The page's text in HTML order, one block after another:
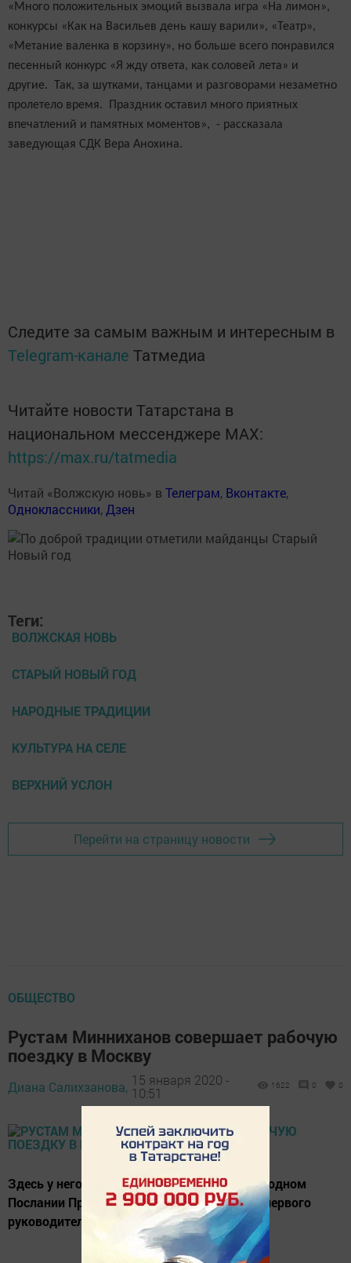
«Много положительных эмоций вызвала игра «На лимон»,
конкурсы «Как на Васильев день кашу варили», «Театр»,
«Метание валенка в корзину», но больше всего понравился
песенный конкурс «Я жду ответа, как соловей лета» и
другие. Так, за шутками, танцами и разговорами незаметно
пролетело время. Праздник оставил много приятных
впечатлений и памятных моментов», - рассказала
заведующая СДК Вера Анохина.
Следите за самым важным и интересным в
Telegram-канале Татмедиа
Читайте новости Татарстана в
национальном мессенджере MАХ:
https://max.ru/tatmedia
Читай «Волжскую новь» в Телеграм, Вконтакте,
Одноклассники, Дзен
Теги:
ВОЛЖСКАЯ НОВЬ
СТАРЫЙ НОВЫЙ ГОД
НАРОДНЫЕ ТРАДИЦИИ
КУЛЬТУРА НА СЕЛЕ
ВЕРХНИЙ УСЛОН
Перейти на страницу новости
ОБЩЕСТВО
Рустам Минниханов совершает рабочую
поездку в Москву
Диана Салихзанова, 15 января 2020 -
10:51
1622 0 0
Здесь у него запланировано участие в ежегодном
Послании Президента России и посещение первого
руководителя КамАЗа Льва Васильева.